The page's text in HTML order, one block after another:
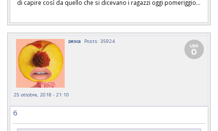
di capire così da quello che si dicevano i ragazzi oggi pomeriggio...
pesca Posts: 35924
25 ottobre, 2018 - 21:10
6